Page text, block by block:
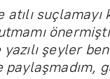
atılı
şeyler
paylaşmadım,